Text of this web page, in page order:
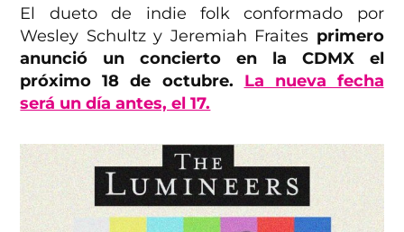
El dueto de indie folk conformado por
Wesley Schultz y Jeremiah Fraites primero
anunció un concierto en la CDMX el
próximo 18 de octubre. La nueva fecha
será un día antes, el 17.